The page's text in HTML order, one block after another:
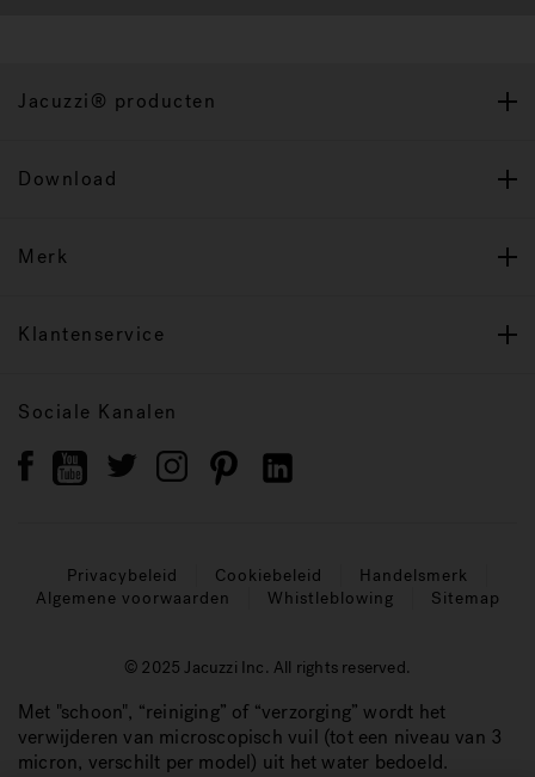
Jacuzzi® producten
Download
Merk
Klantenservice
Sociale Kanalen
Privacybeleid Cookiebeleid
Handelsmerk
Algemene voorwaarden
Whistleblowing Sitemap
© 2025 Jacuzzi Inc. All rights reserved.
Met "schoon", “reiniging” of “verzorging” wordt het
verwijderen van microscopisch vuil (tot een niveau van 3
micron, verschilt per model) uit het water bedoeld.